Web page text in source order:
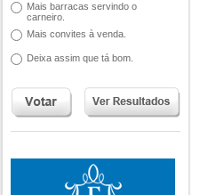
Mais barracas servindo o
carneiro.
Mais convites à venda.
Deixa assim que tá bom.